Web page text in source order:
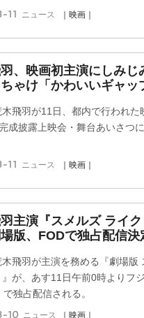
11 ニュース ｜映画｜
、映画初主演にしみじ
ゃけ「かわいいギャッ
飛羽が11日、都内で行われた
成披露上映会・舞台あいさつに
11 ニュース ｜映画｜
主演『スメルズ ライ
場版、FODで独占配信決
飛羽が主演を務める『劇場版
』が、あす11日午前0時よりフ
で独占配信される。
10 ニュース ｜映画｜